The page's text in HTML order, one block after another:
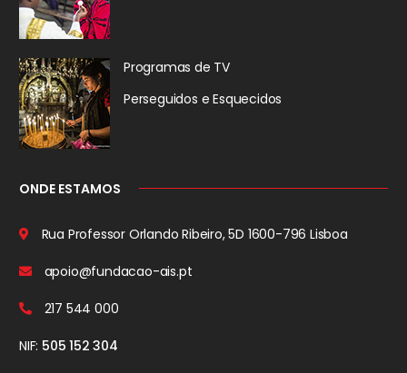
Programas de TV
Perseguidos e Esquecidos
ONDE ESTAMOS
Rua Professor Orlando Ribeiro, 5D 1600-796 Lisboa
apoio@fundacao-ais.pt
217 544 000
NIF: 505 152 304